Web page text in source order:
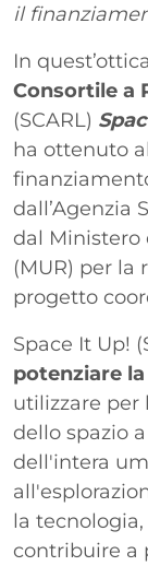
il
In
Consortile a
(SCARL)
ha ottenuto
dall’Agenzia
dal Ministero
(MUR) per la
progetto
Space It Up!
potenziare
utilizzare per
dello spazio
dell'intera
la
contribuire a